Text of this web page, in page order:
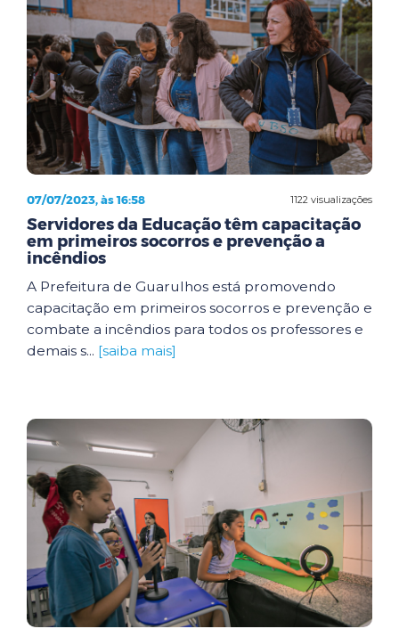
1122 visualizações
07/07/2023, às 16:58
Servidores da Educação têm capacitação
em primeiros socorros e prevenção a
incêndios
A Prefeitura de Guarulhos está promovendo
capacitação em primeiros socorros e prevenção e
combate a incêndios para todos os professores e
demais s... [saiba mais]